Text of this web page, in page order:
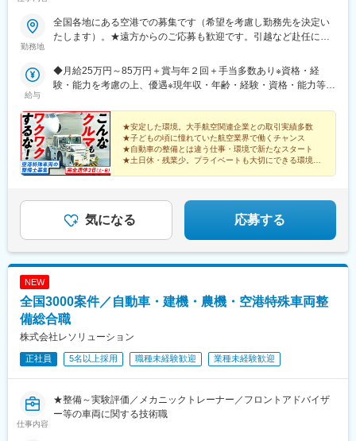
勤務地
全国各地にある空港での募集です（希望を考慮し勤務先を決定い
たします）。★遠方からのご応募も歓迎です。引越など赴任に伴
お客様先での勤務となります。【北海道・東北】 北海道、宮
城、青森、秋田、岩手、福島【関東】 東京、千葉、茨城【中
部・北陸】 愛知、静岡、新潟、長野、富山、石川【近畿】 大
根、香川、徳島、愛媛、高知【九州・沖縄】 福岡、熊本、佐
賀、大分、鹿児島、長崎、沖縄【交通】勤務先により異なりま
す。★マイカー通勤可能、駐車場完備
給与
◆月給25万円～85万円＋賞与年２回＋手当多数あり※資格・経
験・能力を考慮の上、優遇※現年収・年齢・経験・資格・能力等、
ご相談ください！※試用期間有(同待遇/最長6ヵ月)※各種手当、残業
代等はこれらとは別途支給いたします。【年収例】◆27歳（自動
車整備士2級）…年収336万円◆33歳（自動車整備士3級）…年収
420万円
★安定した環境。大手航空関連企業との取引実績多数
★子どもの頃に憧れていた航空業界で働くチャンス
★自動車の整備とは違う仕事・環境で新たなスタート
★土日休・残業少。プライベートも大切にできる環境
気になる 応募する
NEW
全国3000案件／自動車・建機・農機・空港特殊車両整
備総合職
株式会社レソリューション
正社員 5名以上採用 職種未経験歓迎 業種未経験歓迎
仕事内容
★整備～実験評価／メカニックトレーナー／フロントアドバイザ
ー等の車両に関する技術職